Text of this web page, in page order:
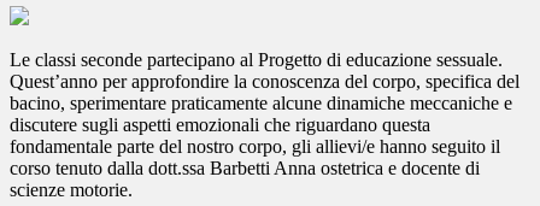
Le classi seconde partecipano al Progetto di educazione sessuale.
Quest’anno per approfondire la conoscenza del corpo, specifica del
bacino, sperimentare praticamente alcune dinamiche meccaniche e
discutere sugli aspetti emozionali che riguardano questa
fondamentale parte del nostro corpo, gli allievi/e hanno seguito il
corso tenuto dalla dott.ssa Barbetti Anna ostetrica e docente di
scienze motorie.